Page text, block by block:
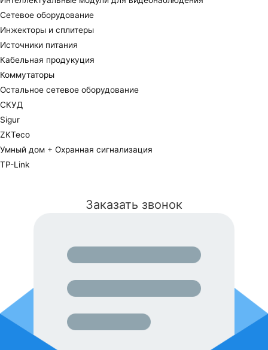
Сетевое оборудование
Инжекторы и сплитеры
Источники питания
Кабельная продукуция
Коммутаторы
Остальное сетевое оборудование
СКУД
Sigur
ZKTeco
Умный дом + Охранная сигнализация
TP-Link
Заказать звонок